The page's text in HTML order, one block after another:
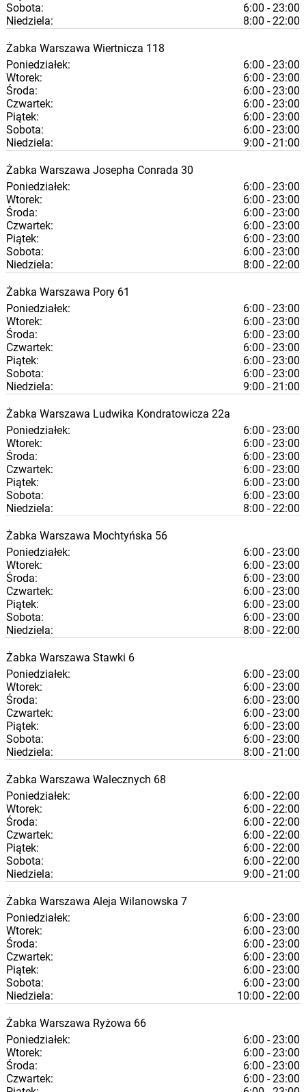
Sobota:
6:00 - 23:00
Niedziela:
8:00 - 22:00
Żabka Warszawa Wiertnicza 118
Poniedziałek:
6:00 - 23:00
Wtorek:
6:00 - 23:00
Środa:
6:00 - 23:00
Czwartek:
6:00 - 23:00
Piątek:
6:00 - 23:00
Sobota:
6:00 - 23:00
Niedziela:
9:00 - 21:00
Żabka Warszawa Josepha Conrada 30
Poniedziałek:
6:00 - 23:00
Wtorek:
6:00 - 23:00
Środa:
6:00 - 23:00
Czwartek:
6:00 - 23:00
Piątek:
6:00 - 23:00
Sobota:
6:00 - 23:00
Niedziela:
8:00 - 22:00
Żabka Warszawa Pory 61
Poniedziałek:
6:00 - 23:00
Wtorek:
6:00 - 23:00
Środa:
6:00 - 23:00
Czwartek:
6:00 - 23:00
Piątek:
6:00 - 23:00
Sobota:
6:00 - 23:00
Niedziela:
9:00 - 21:00
Żabka Warszawa Ludwika Kondratowicza 22a
Poniedziałek:
6:00 - 23:00
Wtorek:
6:00 - 23:00
Środa:
6:00 - 23:00
Czwartek:
6:00 - 23:00
Piątek:
6:00 - 23:00
Sobota:
6:00 - 23:00
Niedziela:
8:00 - 22:00
Żabka Warszawa Mochtyńska 56
Poniedziałek:
6:00 - 23:00
Wtorek:
6:00 - 23:00
Środa:
6:00 - 23:00
Czwartek:
6:00 - 23:00
Piątek:
6:00 - 23:00
Sobota:
6:00 - 23:00
Niedziela:
8:00 - 22:00
Żabka Warszawa Stawki 6
Poniedziałek:
6:00 - 23:00
Wtorek:
6:00 - 23:00
Środa:
6:00 - 23:00
Czwartek:
6:00 - 23:00
Piątek:
6:00 - 23:00
Sobota:
6:00 - 23:00
Niedziela:
8:00 - 21:00
Żabka Warszawa Walecznych 68
Poniedziałek:
6:00 - 22:00
Wtorek:
6:00 - 22:00
Środa:
6:00 - 22:00
Czwartek:
6:00 - 22:00
Piątek:
6:00 - 22:00
Sobota:
6:00 - 22:00
Niedziela:
9:00 - 21:00
Żabka Warszawa Aleja Wilanowska 7
Poniedziałek:
6:00 - 23:00
Wtorek:
6:00 - 23:00
Środa:
6:00 - 23:00
Czwartek:
6:00 - 23:00
Piątek:
6:00 - 23:00
Sobota:
6:00 - 23:00
Niedziela:
10:00 - 22:00
Żabka Warszawa Ryżowa 66
Poniedziałek:
6:00 - 23:00
Wtorek:
6:00 - 23:00
Środa:
6:00 - 23:00
Czwartek:
6:00 - 23:00